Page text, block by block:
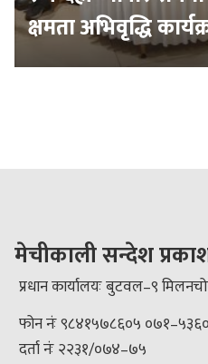
क्षमता अभिवृद्धि
मेचीकाली सन्देश
प्रधान कार्यालयः बुटवल–९
फोन नंः ९८४१५७८६०५
दर्ता नंः २२३१/०७४–७५